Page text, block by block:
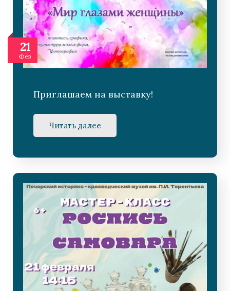
21
Фев
Приглашаем на выставку!
Читать далее